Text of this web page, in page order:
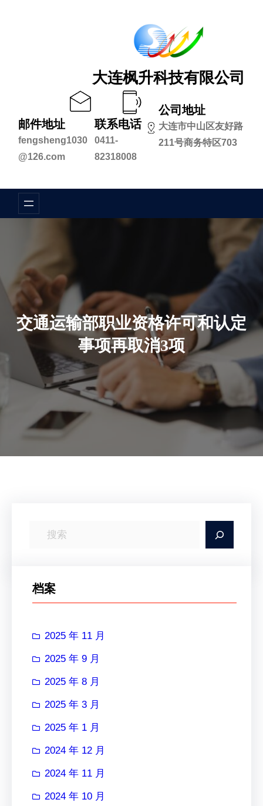
大连枫升科技有限公司
邮件地址
fengsheng1030
@126.com
联系电话
0411-
82318008
公司地址
大连市中山区友好路
211号商务特区703
交通运输部职业资格许可和认定
事项再取消3项
档案
2025 年 11 月
2025 年 9 月
2025 年 8 月
2025 年 3 月
2025 年 1 月
2024 年 12 月
2024 年 11 月
2024 年 10 月